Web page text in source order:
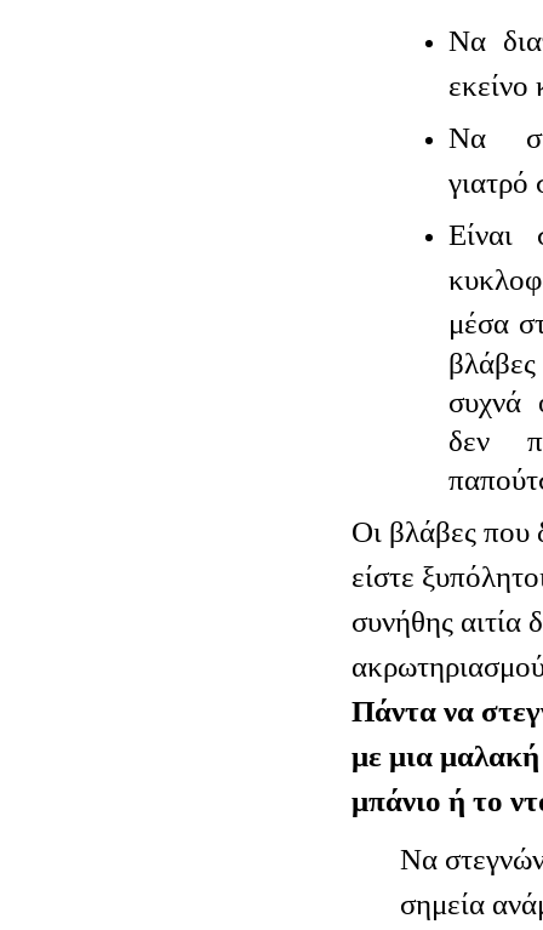
Να
εκείνο
Να
γιατρό
Είναι
μέσα
συχνά
δεν
Οι βλάβες που
είστε
συνήθης αιτία
Πάντα να
με μια
μπάνιο ή το
Να
σημεία